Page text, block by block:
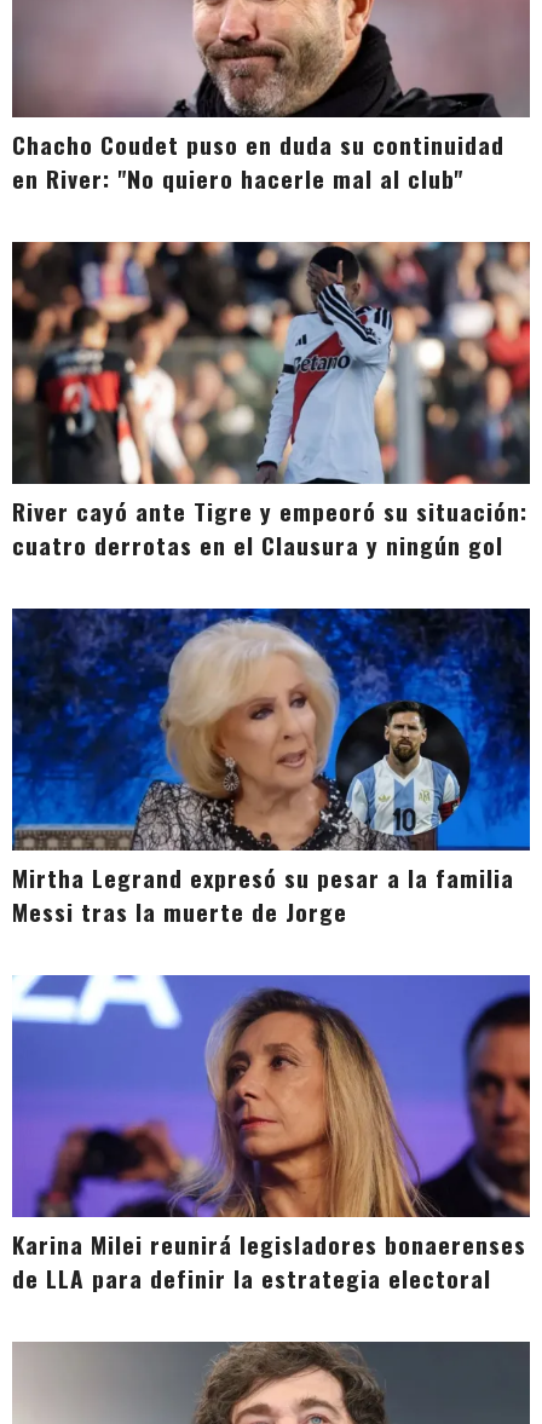
Chacho Coudet puso en duda su continuidad
en River: "No quiero hacerle mal al club"
River cayó ante Tigre y empeoró su situación:
cuatro derrotas en el Clausura y ningún gol
Mirtha Legrand expresó su pesar a la familia
Messi tras la muerte de Jorge
Karina Milei reunirá legisladores bonaerenses
de LLA para definir la estrategia electoral